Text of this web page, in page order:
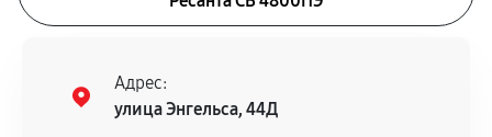
Адрес:
улица Энгельса, 44Д